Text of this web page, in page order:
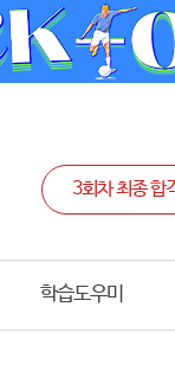
학습도우미